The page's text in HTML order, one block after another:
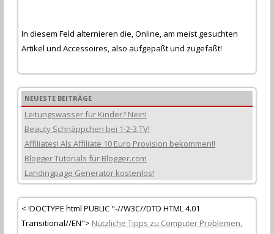
In diesem Feld alternieren die, Online, am meist gesuchten
Artikel und Accessoires, also aufgepaßt und zugefaßt!
NEUESTE BEITRÄGE
Leitungswasser für Kinder? Nein!
Beauty Schnäppchen bei 1-2-3.TV!
Affiliates! Als Affiliate 10 Euro Provision bekommen!!
Blogger Tutorials für Blogger.com
Landingpage Generator kostenlos!
< !DOCTYPE html PUBLIC "-//W3C//DTD HTML 4.01
Transitional//EN"> Nützliche Tipps zu Computer Problemen,